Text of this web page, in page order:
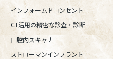
インフォームドコンセント
CT活用の精密な診査・診断
口腔内スキャナ
ストローマンインプラント